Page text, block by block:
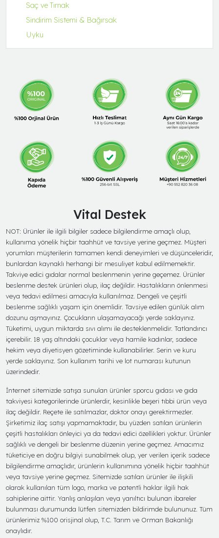
Saç ve Tırnak
Sindirim Sistemi & Bağırsak
Uyku
Vital Destek
NOT: Ürünler ile ilgili bilgiler sadece bilgilendirme amaçlı olup,
kullanıma yönelik hiçbir taahhüt ve tavsiye yerine geçmez. Müşteri
yorumları müşterilerin tamamen kendi deneyimleri ve düşünceleridir,
bunlardan kaynaklı herhangi bir mesuliyet kabul edilmemektir.
Takviye edici gıdalar normal beslenmenin yerine geçemez. Ürünler
beslenme destek ürünleri olup, ilaç değildir. Hastalıkların önlenmesi
veya tedavi edilmesi amacıyla kullanılmaz. Dengeli ve çeşitli
beslenme sağlıklı yaşam için önemlidir. Tavsiye edilen günlük alım
dozunu aşmayınız. Çocukların ulaşamayacağı yerde saklayınız.
Tüketimi, uygun miktarda sıvı alımı ile desteklenmelidir. Tatlandırıcı
içerebilir. 18 yaş altındaki çocuklar veya hamile kadınlar, sadece
hekim veya diyetisyen gözetiminde kullanabilirler. Serin ve kuru
yerde saklayınız. Son kullanım tarihi ve lot numarası kutunun
üzerindedir.
İnternet sitemizde satışa sunulan ürünler sporcu gıdası ve gıda
takviyesi kategorilerinde ürünlerdir, kesinlikle beşeri tıbbi ürün veya
ilaç değildir. Reçete ile satılmazlar, doktor onayı gerektirmezler.
Şirketimiz ilaç satışı yapmamaktadır, bu yüzden satılan ürünlerin
çeşitli hastalıkları önleyici ya da tedavi edici özellikleri yoktur. Ürünler
sağlıklı ve dengeli bir beslenme düzenin yerine geçmez. Amacımız
tüketiciye en doğru bilgiyi sunabilmek olup, yer verilen içerik sadece
bilgilendirme amaçlıdır, ürünlerin kullanımına yönelik hiçbir taahhüt
veya tavsiye yerine geçmez. Sitemizde satılan ürünler ile ilişkili
olarak kullanılan tüm logo, marka ve patentli haklar ilgili hak
sahiplerine aittir. Yanlış anlaşılan veya yanıltıcı bulunan ibareler
bulunması durumunda lütfen sitemizden bildirimde bulununuz. Tüm
ürünlerimiz %100 orisjinal olup, T.C. Tarım ve Orman Bakanlığı
onaylıdır.